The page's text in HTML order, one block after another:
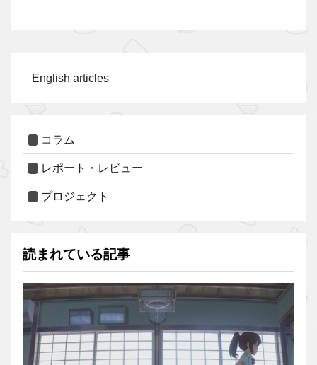
English articles
コラム
レポート・レビュー
プロジェクト
読まれている記事